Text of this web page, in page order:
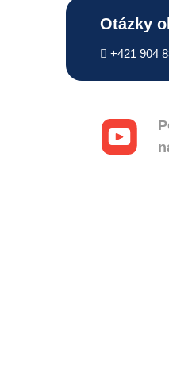
Otázky
+421 904